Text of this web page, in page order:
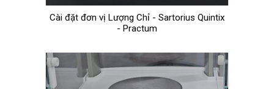
Cài đặt đơn vị Lượng Chỉ - Sartorius Quintix
- Practum